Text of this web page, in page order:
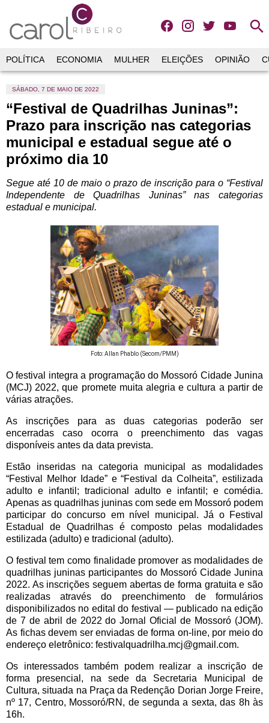
search
POLÍTICA ECONOMIA MULHER ELEIÇÕES OPINIÃO
SÁBADO, 7 DE MAIO DE 2022
“Festival de Quadrilhas Juninas”:
Prazo para inscrição nas categorias
municipal e estadual segue até o
próximo dia 10
Segue até 10 de maio o prazo de inscrição para o “Festival
Independente de Quadrilhas Juninas” nas categorias
estadual e municipal.
Foto: Allan Phablo (Secom/PMM)
O festival integra a programação do Mossoró Cidade Junina
(MCJ) 2022, que promete muita alegria e cultura a partir de
várias atrações.
As inscrições para as duas categorias poderão ser
encerradas caso ocorra o preenchimento das vagas
disponíveis antes da data prevista.
Estão inseridas na categoria municipal as modalidades
“Festival Melhor Idade” e “Festival da Colheita”, estilizada
adulto e infantil; tradicional adulto e infantil; e comédia.
Apenas as quadrilhas juninas com sede em Mossoró podem
participar do concurso em nível municipal. Já o Festival
Estadual de Quadrilhas é composto pelas modalidades
estilizada (adulto) e tradicional (adulto).
O festival tem como finalidade promover as modalidades de
quadrilhas juninas participantes do Mossoró Cidade Junina
2022. As inscrições seguem abertas de forma gratuita e são
realizadas através do preenchimento de formulários
disponibilizados no edital do festival — publicado na edição
de 7 de abril de 2022 do Jornal Oficial de Mossoró (JOM).
As fichas devem ser enviadas de forma on-line, por meio do
endereço eletrônico: festivalquadrilha.mcj@gmail.com.
Os interessados também podem realizar a inscrição de
forma presencial, na sede da Secretaria Municipal de
Cultura, situada na Praça da Redenção Dorian Jorge Freire,
nº 17, Centro, Mossoró/RN, de segunda a sexta, das 8h às
16h.